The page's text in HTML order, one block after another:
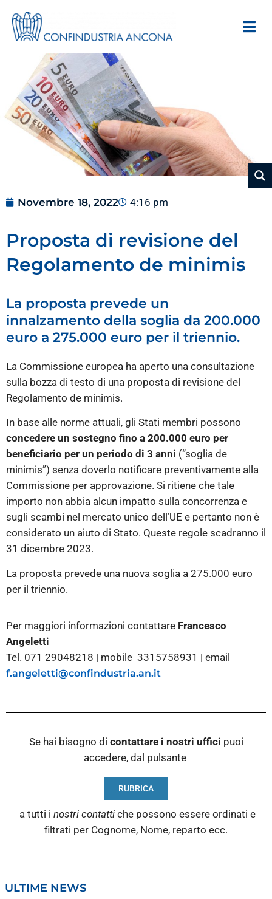
Novembre 18, 2022 4:16 pm
Proposta di revisione del
Regolamento de minimis
La proposta prevede un
innalzamento della soglia da 200.000
euro a 275.000 euro per il triennio.
La Commissione europea ha aperto una consultazione
sulla bozza di testo di una proposta di revisione del
Regolamento de minimis.
In base alle norme attuali, gli Stati membri possono
concedere un sostegno fino a 200.000 euro per
beneficiario per un periodo di 3 anni (“soglia de
minimis”) senza doverlo notificare preventivamente alla
Commissione per approvazione. Si ritiene che tale
importo non abbia alcun impatto sulla concorrenza e
sugli scambi nel mercato unico dell’UE e pertanto non è
considerato un aiuto di Stato. Queste regole scadranno il
31 dicembre 2023.
La proposta prevede una nuova soglia a 275.000 euro
per il triennio.
Per maggiori informazioni contattare Francesco
Angeletti
Tel. 071 29048218 | mobile 3315758931 | email
f.angeletti@confindustria.an.it
Se hai bisogno di contattare i nostri uffici puoi
accedere, dal pulsante
RUBRICA
a tutti i nostri contatti che possono essere ordinati e
filtrati per Cognome, Nome, reparto ecc.
ULTIME NEWS